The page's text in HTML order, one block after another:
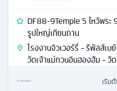
DF88-9Temple 5 ไหว้พระ
รูปใหญ่เทียนถาน
โรงงานจิวเวอร์รี่ - รีพัลส์เ
วัดเจ้าแม่กวนอิมฮองฮัม - วั
เริ่ม